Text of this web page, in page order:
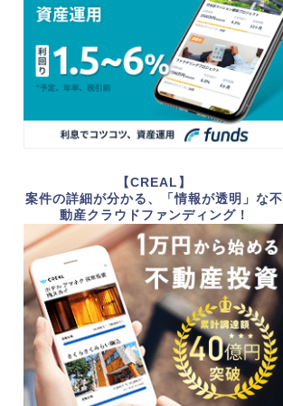
【CREAL】
案件の詳細が分かる、「情報が透明」な不
動産クラウドファンディング！